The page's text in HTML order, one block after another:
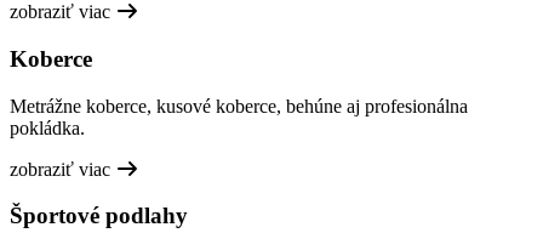
zobraziť viac
Koberce
Metrážne koberce, kusové koberce, behúne aj profesionálna
pokládka.
zobraziť viac
Športové podlahy